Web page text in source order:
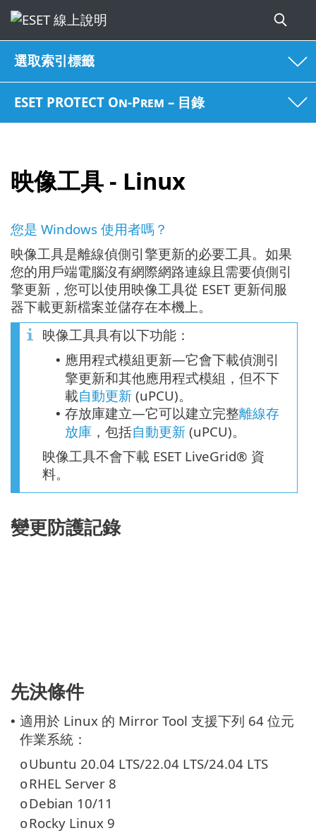
選取索引標籤
ESET PROTECT On-Prem – 目錄
映像工具 - Linux
您是 Windows 使用者嗎？
映像工具是離線偵側引擎更新的必要工具。如果
您的用戶端電腦沒有網際網路連線且需要偵側引
擎更新，您可以使用映像工具從 ESET 更新伺服
器下載更新檔案並儲存在本機上。
映像工具具有以下功能：
• 應用程式模組更新—它會下載偵測引
擎更新和其他應用程式模組，但不下
載自動更新 (uPCU)。
• 存放庫建立—它可以建立完整離線存
放庫 ，包括自動更新 (uPCU)。
映像工具不會下載 ESET LiveGrid® 資
料。
變更防護記錄
先決條件
• 適用於 Linux 的 Mirror Tool 支援下列 64 位元
作業系統：
oUbuntu 20.04 LTS/22.04 LTS/24.04 LTS
oRHEL Server 8
oDebian 10/11
oRocky Linux 9